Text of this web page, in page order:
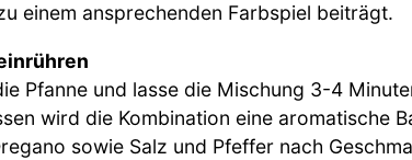
einem ansprechenden Farbspiel beiträgt.
Pfanne und lasse die Mischung 3-4
wird die Kombination eine aromatische
sowie Salz und Pfeffer nach